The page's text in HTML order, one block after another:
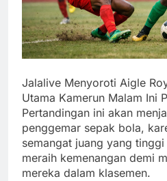
Jalalive Menyoroti Aigle
Utama Kamerun Malam Ini
Pertandingan ini akan
penggemar sepak bola,
semangat juang yang
meraih kemenangan demi
mereka dalam klasemen.